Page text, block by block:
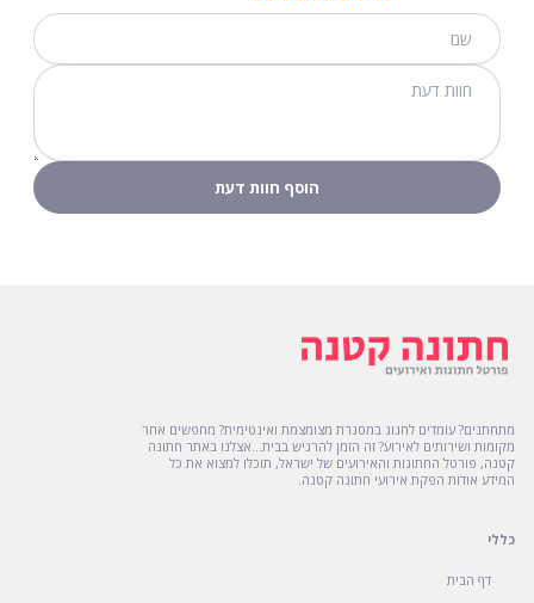
מתחתנים? עומדים לחגוג במסגרת מצומצמת ואינטימית? מחפשים אחר
מקומות ושירותים לאירוע? זה הזמן להרגיש בבית...אצלנו באתר חתונה
קטנה, פורטל החתונות והאירועים של ישראל, תוכלו למצוא את כל
המידע אודות הפקת אירועי חתונה קטנה.
כללי
דף הבית